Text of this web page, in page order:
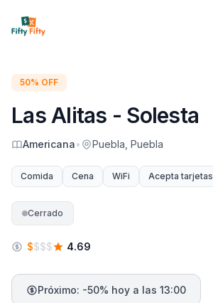
50% OFF
Las Alitas - Solesta
Americana• Puebla, Puebla
Comida Cena WiFi Acepta tarjetas
Cerrado
$$$$ 4.69
Próximo: -50% hoy a las 13:00